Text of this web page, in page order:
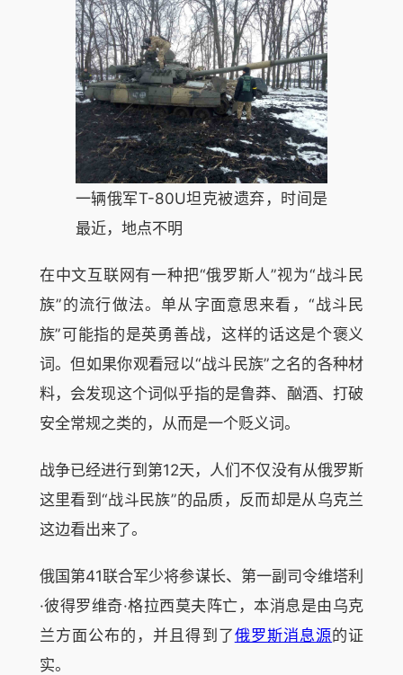
一辆俄军T-80U坦克被遗弃，时间是
最近，地点不明
在中文互联网有一种把“俄罗斯人”视为“战斗民
族”的流行做法。单从字面意思来看，“战斗民
族”可能指的是英勇善战，这样的话这是个褒义
词。但如果你观看冠以“战斗民族”之名的各种材
料，会发现这个词似乎指的是鲁莽、酗酒、打破
安全常规之类的，从而是一个贬义词。
战争已经进行到第12天，人们不仅没有从俄罗斯
这里看到“战斗民族”的品质，反而却是从乌克兰
这边看出来了。
俄国第41联合军少将参谋长、第一副司令维塔利
·彼得罗维奇·格拉西莫夫阵亡，本消息是由乌克
兰方面公布的，并且得到了俄罗斯消息源的证
实。